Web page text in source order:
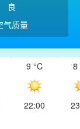
良
气质量
9 °C
22:00
8